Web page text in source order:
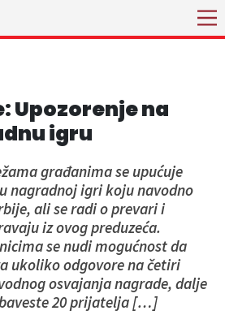
Upozorenje na
igru
građanima se upućuje
nagradnoj igri koju navodno
ali se radi o prevari i
iz ovog preduzeća.
se nudi mogućnost da
ukoliko odgovore na četiri
osvajanja nagrade, dalje
20 prijatelja […]